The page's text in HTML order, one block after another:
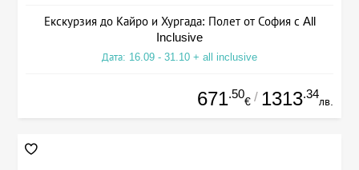
Екскурзия до Кайро и Хургада: Полет от София с All
Inclusive
Дата: 16.09 - 31.10 + all inclusive
671.50
€ / 1313.34
лв.